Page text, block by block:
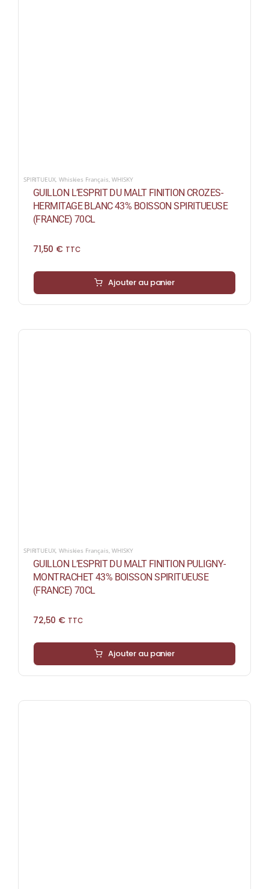
SPIRITUEUX ,Whiskies Français ,WHISKY
GUILLON L’ESPRIT DU MALT FINITION CROZES-
HERMITAGE BLANC 43% BOISSON SPIRITUEUSE
(FRANCE) 70CL
71,50 € TTC
Ajouter au panier
SPIRITUEUX,Whiskies Français,WHISKY
GUILLON L’ESPRIT DU MALT FINITION PULIGNY-
MONTRACHET 43% BOISSON SPIRITUEUSE
(FRANCE) 70CL
72,50 € TTC
Ajouter au panier